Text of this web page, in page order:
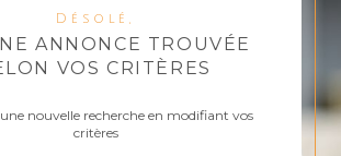
Désolé,
ANNONCE TROUVÉE
VOS CRITÈRES
nouvelle recherche en modifiant vos
critères